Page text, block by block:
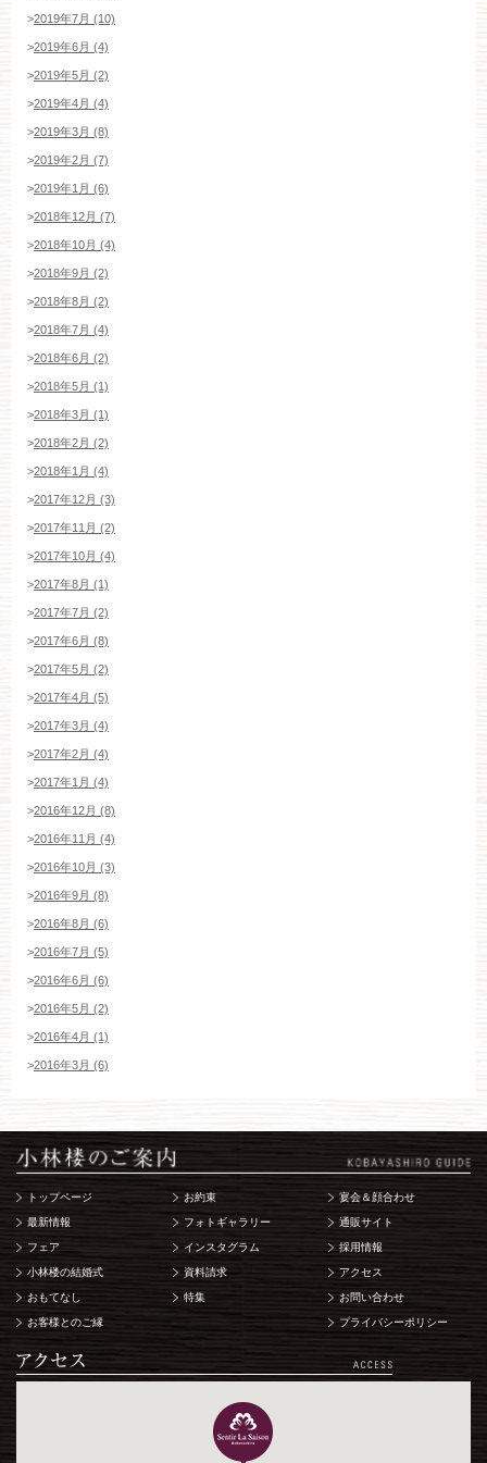
>2019年7月 (10)
>2019年6月 (4)
>2019年5月 (2)
>2019年4月 (4)
>2019年3月 (8)
>2019年2月 (7)
>2019年1月 (6)
>2018年12月 (7)
>2018年10月 (4)
>2018年9月 (2)
>2018年8月 (2)
>2018年7月 (4)
>2018年6月 (2)
>2018年5月 (1)
>2018年3月 (1)
>2018年2月 (2)
>2018年1月 (4)
>2017年12月 (3)
>2017年11月 (2)
>2017年10月 (4)
>2017年8月 (1)
>2017年7月 (2)
>2017年6月 (8)
>2017年5月 (2)
>2017年4月 (5)
>2017年3月 (4)
>2017年2月 (4)
>2017年1月 (4)
>2016年12月 (8)
>2016年11月 (4)
>2016年10月 (3)
>2016年9月 (8)
>2016年8月 (6)
>2016年7月 (5)
>2016年6月 (6)
>2016年5月 (2)
>2016年4月 (1)
>2016年3月 (6)
トップページ
最新情報
フェア
小林楼の結婚式
おもてなし
お客様とのご縁
お約束
フォトギャラリー
インスタグラム
資料請求
特集
宴会＆顔合わせ
通販サイト
採用情報
アクセス
お問い合わせ
プライバシーポリシー